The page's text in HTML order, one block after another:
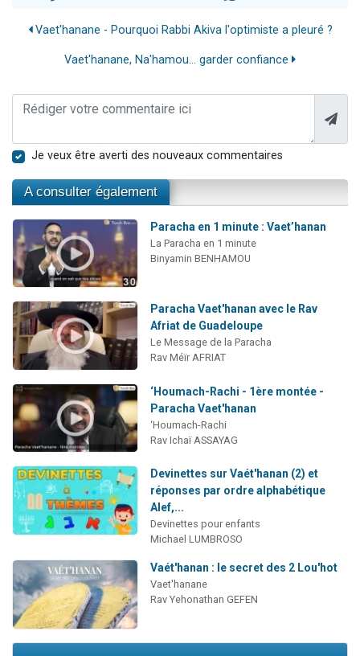
Vaet'hanane - Pourquoi Rabbi Akiva l'optimiste a pleuré ?
Vaet'hanane, Na'hamou... garder confiance
Je veux être averti des nouveaux commentaires
A consulter également
Paracha en 1 minute : Vaet’hanan
La Paracha en 1 minute
Binyamin BENHAMOU
Paracha Vaet'hanan avec le Rav
Afriat de Guadeloupe
Le Message de la Paracha
Rav Méïr AFRIAT
‘Houmach-Rachi - 1ère montée -
Paracha Vaet'hanan
‘Houmach-Rachi
Rav Ichaï ASSAYAG
Devinettes sur Vaét'hanan (2) et
réponses par ordre alphabétique
Alef,...
Devinettes pour enfants
Michael LUMBROSO
Vaét'hanan : le secret des 2 Lou'hot
Vaet'hanane
Rav Yehonathan GEFEN